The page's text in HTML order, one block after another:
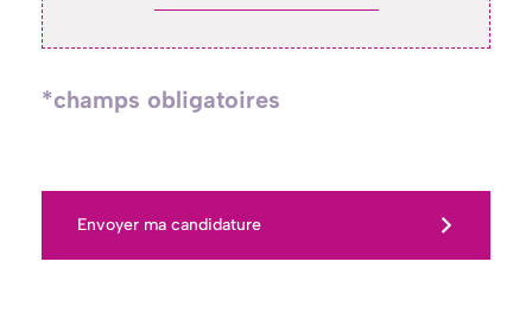
*champs obligatoires
Envoyer ma candidature